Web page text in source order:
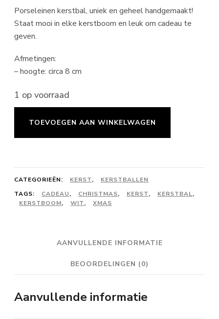
Porseleinen kerstbal, uniek en geheel handgemaakt!
Staat mooi in elke kerstboom en leuk om cadeau te
geven.
Afmetingen:
– hoogte: circa 8 cm
1 op voorraad
parelwit
-
TOEVOEGEN AAN WINKELWAGEN
CATEGORIEËN: KERST,
KERSTBALLEN
TAGS:
CADEAU, CHRISTMAS, KERST, KERSTBAL,
KERSTBOOM, WIT, XMAS
AANVULLENDE INFORMATIE
BEOORDELINGEN (0)
Aanvullende informatie